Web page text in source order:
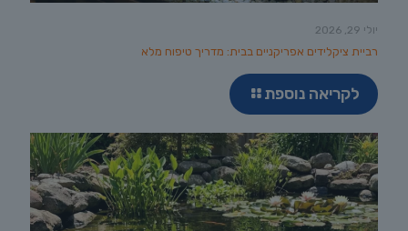
יולי 29, 2026
רביית ציקלידים אפריקניים בבית: מדריך טיפוח מלא
לקריאה נוספת